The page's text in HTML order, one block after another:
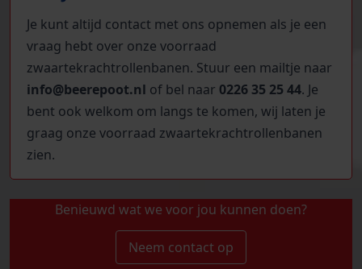
Je kunt altijd contact met ons opnemen als je een
vraag hebt over onze voorraad
zwaartekrachtrollenbanen. Stuur een mailtje naar
info@beerepoot.nl of bel naar 0226 35 25 44. Je
bent ook welkom om langs te komen, wij laten je
graag onze voorraad zwaartekrachtrollenbanen
zien.
Benieuwd wat we voor jou kunnen doen?
Neem contact op